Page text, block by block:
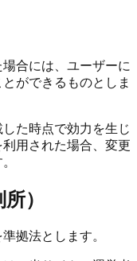
合には、ユーザーに
ができるものとしま
た時点で効力を生じ
用された場合、変更
）
拠法とします。